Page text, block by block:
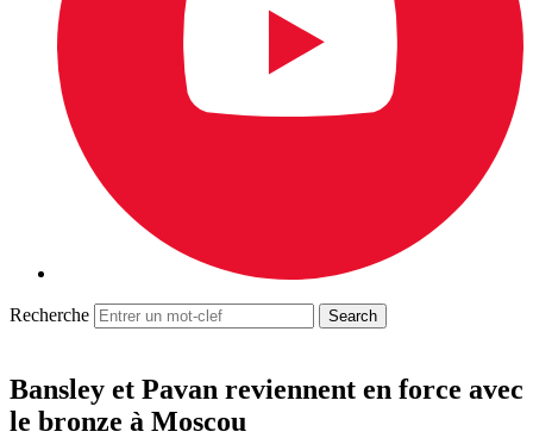
Recherche
Bansley et Pavan reviennent en force avec
le bronze à Moscou